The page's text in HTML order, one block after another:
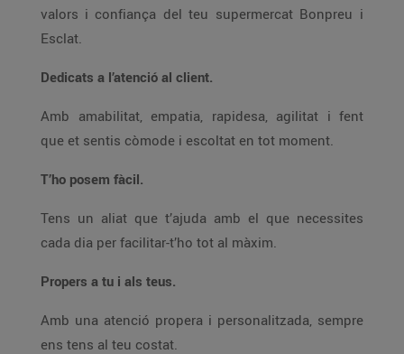
valors i confiança del teu supermercat Bonpreu i
Esclat.
Dedicats a l’atenció al client.
Amb amabilitat, empatia, rapidesa, agilitat i fent
que et sentis còmode i escoltat en tot moment.
T’ho posem fàcil.
Tens un aliat que t’ajuda amb el que necessites
cada dia per facilitar-t’ho tot al màxim.
Propers a tu i als teus.
Amb una atenció propera i personalitzada, sempre
ens tens al teu costat.